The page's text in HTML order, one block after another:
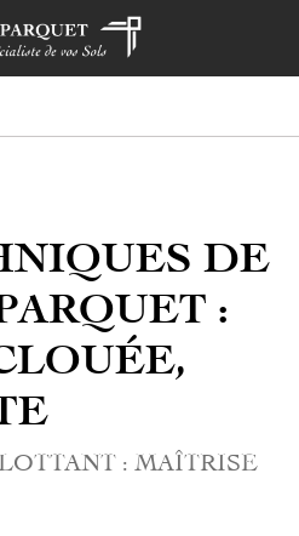
DE
:
: MAÎTRISE